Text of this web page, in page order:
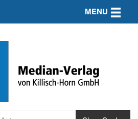
MENU Toggle